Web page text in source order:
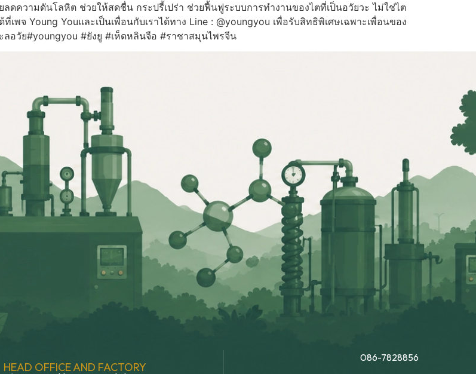
ลดความดันโลหิต ช่วยให้สดชื่น กระปรี้เปร่า ช่วยฟื้นฟูระบบการทำงานของไตที่เป็นอวัยวะ ไม่ใช่ไต
จ Young Youและเป็นเพื่อนกับเราได้ทาง Line : @youngyou เพื่อรับสิทธิพิเศษเฉพาะเพื่อนของ
อวัย#youngyou #ยังยู #เห็ดหลินจือ #ราชาสมุนไพรจีน
HEAD OFFICE AND FACTORY
086-7828856